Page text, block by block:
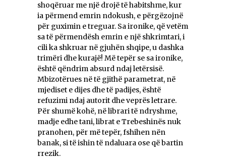
shoqëruar me një drojë të habitshme, kur
ia përmend emrin ndokush, e përgëzojnë
për guximin e treguar. Sa ironike, që vetëm
sa të përmendësh emrin e një shkrimtari, i
cili ka shkruar në gjuhën shqipe, u dashka
trimëri dhe kurajë! Më tepër se sa ironike,
është qëndrim absurd ndaj letërsisë.
Mbizotërues në të gjithë parametrat, në
mjediset e dijes dhe të padijes, është
refuzimi ndaj autorit dhe veprës letrare.
Për shumë kohë, në librari të ndryshme,
madje edhe tani, librat e Trebeshinës nuk
pranohen, për më tepër, fshihen nën
banak, si të ishin të ndaluara ose që bartin
rrezik.